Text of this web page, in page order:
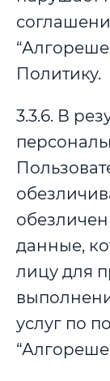
Политику.
3.3.6. В
данные,
лицу для
услуг по